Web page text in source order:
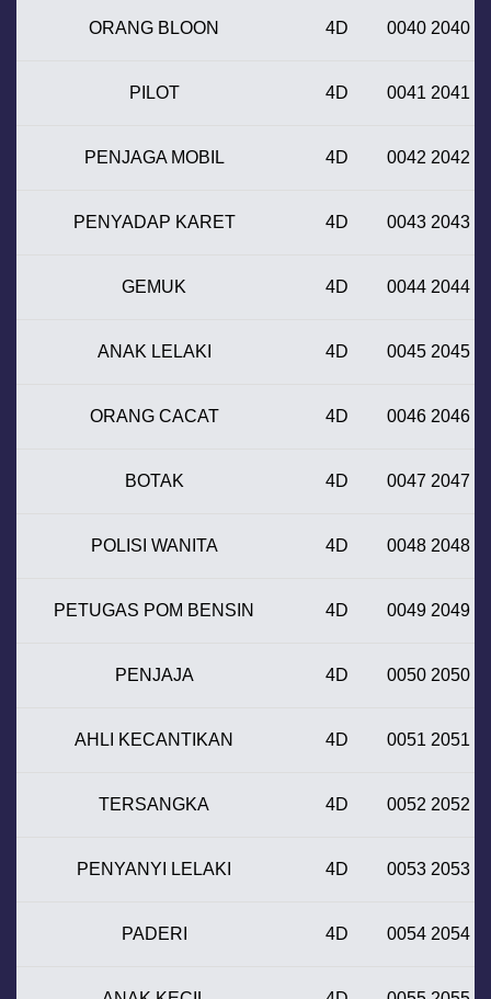
ORANG BLOON 4D 0040 2040
PILOT 4D 0041 2041
PENJAGA MOBIL 4D 0042 2042
PENYADAP KARET 4D 0043 2043
GEMUK 4D 0044 2044
ANAK LELAKI 4D 0045 2045
ORANG CACAT 4D 0046 2046
BOTAK 4D 0047 2047
POLISI WANITA 4D 0048 2048
PETUGAS POM BENSIN 4D 0049 2049
PENJAJA 4D 0050 2050
AHLI KECANTIKAN 4D 0051 2051
TERSANGKA 4D 0052 2052
PENYANYI LELAKI 4D 0053 2053
PADERI 4D 0054 2054